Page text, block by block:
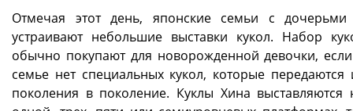
Отмечая этот день, японские семьи с
устраивают небольшие выставки кукол. Набор
обычно покупают для новорожденной девочки,
семье нет специальных кукол, которые передаются
поколения в поколение. Куклы Хина выставляются